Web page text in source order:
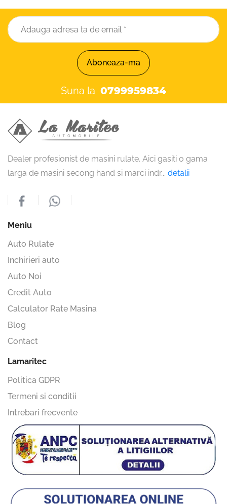
Aboneaza-ma
Suna la 0799959834
Dealer profesionist de masini rulate. Aici gasiti o gama
larga de masini secong hand si marci indr... detalii
Meniu
Auto Rulate
Inchirieri auto
Auto Noi
Credit Auto
Calculator Rate Masina
Blog
Contact
Lamaritec
Politica GDPR
Termeni si conditii
Intrebari frecvente